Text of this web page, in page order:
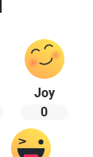
Joy
0